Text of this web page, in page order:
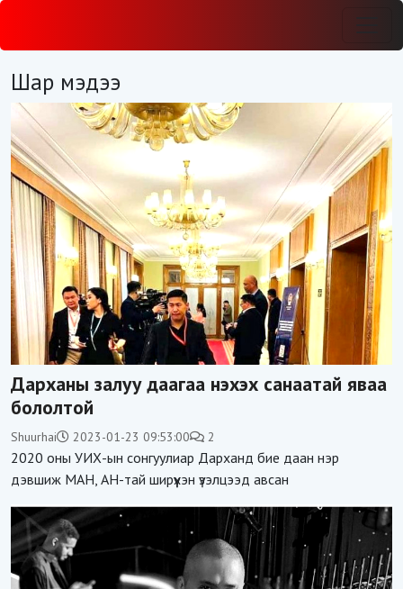
Шар мэдээ
Дарханы залуу даагаа нэхэх санаатай яваа
бололтой
Shuurhai 2023-01-23 09:53:00 2
2020 оны УИХ-ын сонгуулиар Дарханд бие даан нэр
дэвшиж МАН, АН-тай ширүүхэн үзэлцээд авсан